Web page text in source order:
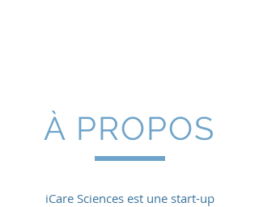
À PROPOS
iCare Sciences est une start-up